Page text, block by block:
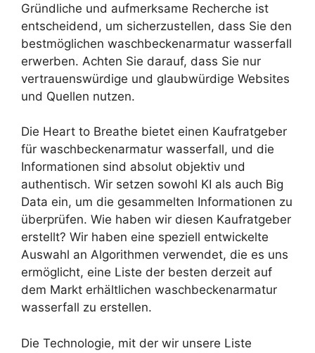
Gründliche und aufmerksame Recherche ist
entscheidend, um sicherzustellen, dass Sie den
bestmöglichen waschbeckenarmatur wasserfall
erwerben. Achten Sie darauf, dass Sie nur
vertrauenswürdige und glaubwürdige Websites
und Quellen nutzen.
Die Heart to Breathe bietet einen Kaufratgeber
für waschbeckenarmatur wasserfall, und die
Informationen sind absolut objektiv und
authentisch. Wir setzen sowohl KI als auch Big
Data ein, um die gesammelten Informationen zu
überprüfen. Wie haben wir diesen Kaufratgeber
erstellt? Wir haben eine speziell entwickelte
Auswahl an Algorithmen verwendet, die es uns
ermöglicht, eine Liste der besten derzeit auf
dem Markt erhältlichen waschbeckenarmatur
wasserfall zu erstellen.
Die Technologie, mit der wir unsere Liste